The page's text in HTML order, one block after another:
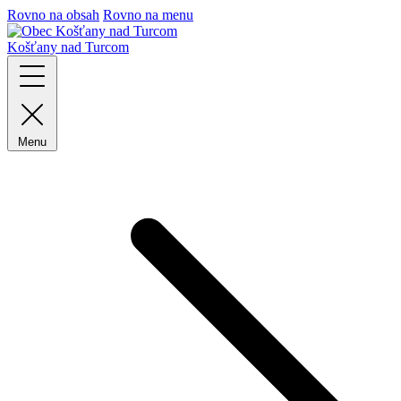
Rovno na obsah Rovno na menu
Košťany nad Turcom
Menu